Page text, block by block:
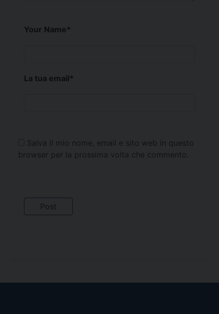
Your Name*
La tua email*
Salva il mio nome, email e sito web in questo
browser per la prossima volta che commento.